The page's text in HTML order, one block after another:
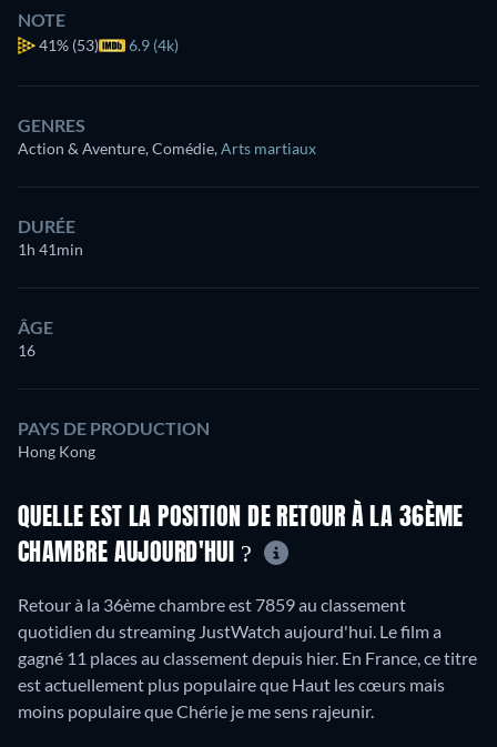
NOTE
41% (53) 6.9 (4k)
GENRES
Action & Aventure, Comédie,Arts martiaux
DURÉE
1h 41min
ÂGE
16
PAYS DE PRODUCTION
Hong Kong
QUELLE EST LA POSITION DE RETOUR À LA 36ÈME
CHAMBRE AUJOURD'HUI ?
Retour à la 36ème chambre est 7859 au classement
quotidien du streaming JustWatch aujourd'hui. Le film a
gagné 11 places au classement depuis hier. En France, ce titre
est actuellement plus populaire que Haut les cœurs mais
moins populaire que Chérie je me sens rajeunir.